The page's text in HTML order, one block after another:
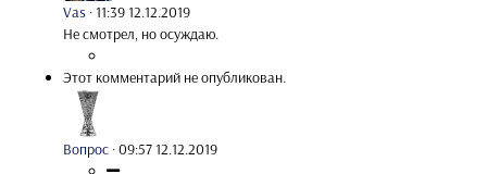
Vas ·11:39 12.12.2019
Не смотрел, но осуждаю.
Этот комментарий не опубликован.
Вопрос ·09:57 12.12.2019